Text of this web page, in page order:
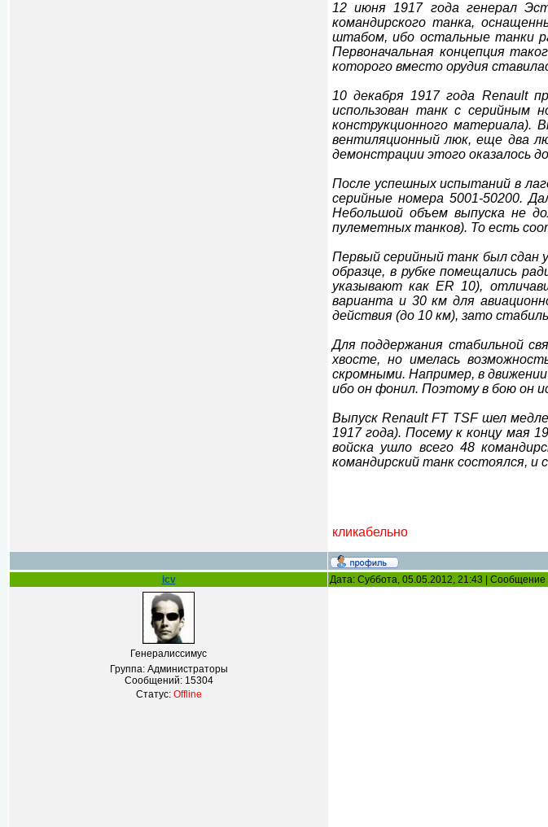
12 июня 1917 года генерал
командирского танка,
штабом, ибо остальные танки
Первоначальная концепция
которого вместо орудия
10 декабря 1917 года Renault
использован танк с серийным
конструкционного материала).
вентиляционный люк, еще два
демонстрации этого оказалось
После успешных испытаний в
серийные номера 5001-50200.
Небольшой объем выпуска не
пулеметных танков). То есть
Первый серийный танк был сдан
образце, в рубке помещались
указывают как ER 10),
варианта и 30 км для
действия (до 10 км), зато
Для поддержания стабильной
хвосте, но имелась
скромными. Например, в
ибо он фонил. Поэтому в бою он
Выпуск Renault FT TSF шел
1917 года). Посему к концу мая
войска ушло всего 48
командирский танк состоялся, и
кликабельно
icv Дата: Суббота, 05.05.2012, 21:43 | Сообщение
Генералиссимус
Группа: Администраторы
Сообщений: 15304
Статус: Offline